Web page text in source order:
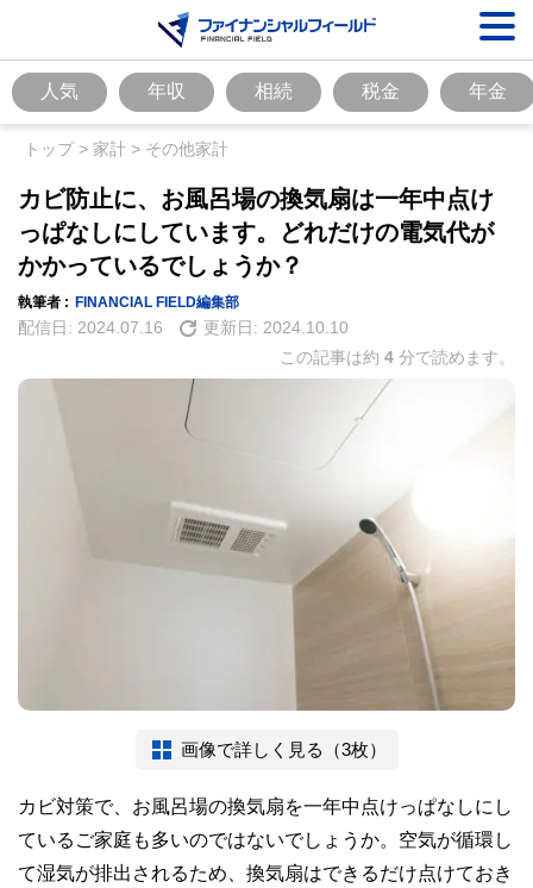
人気 年収 相続 税金 年金
トップ> 家計 > その他家計
カビ防止に、お風呂場の換気扇は一年中点け
っぱなしにしています。どれだけの電気代が
かかっているでしょうか？
執筆者 : FINANCIAL FIELD編集部
配信日: 2024.07.16 更新日: 2024.10.10
この記事は約 4 分で読めます。
画像で詳しく見る（3枚）
カビ対策で、お風呂場の換気扇を一年中点けっぱなしにし
ているご家庭も多いのではないでしょうか。空気が循環し
て湿気が排出されるため、換気扇はできるだけ点けておき